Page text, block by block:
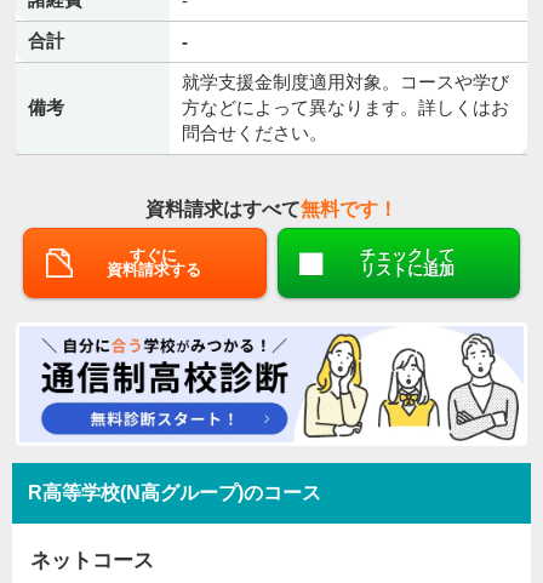
合計
-
備考
就学支援金制度適用対象。コースや学び
方などによって異なります。詳しくはお
問合せください。
資料請求はすべて無料です！
すぐに
資料請求する
チェックして
リストに追加
R高等学校(N高グループ)のコース
ネットコース